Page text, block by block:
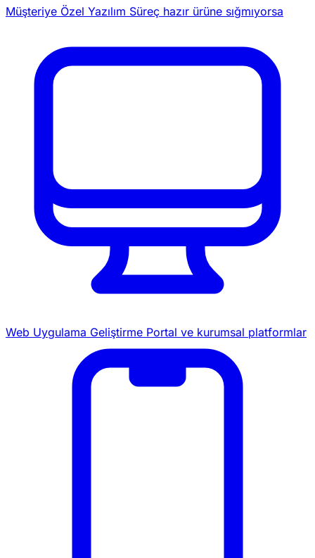
Müşteriye Özel Yazılım Süreç hazır ürüne sığmıyorsa
Web Uygulama Geliştirme Portal ve kurumsal platformlar